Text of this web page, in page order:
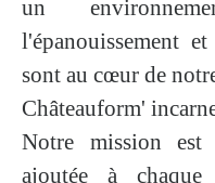
un
l'épanouissement
sont au cœur de
Châteauform'
Notre mission
ajoutée à chaque